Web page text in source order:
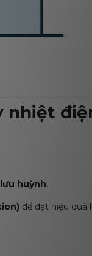
nhiệt
huỳnh.
để đạt hiệu quả